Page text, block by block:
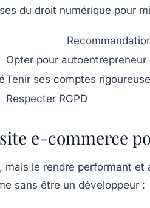
du droit numérique pour
Opter pour autoentrepreneur
Tenir ses comptes
Respecter RGPD
e-commerce
mais le rendre performant
sans être un développeur :